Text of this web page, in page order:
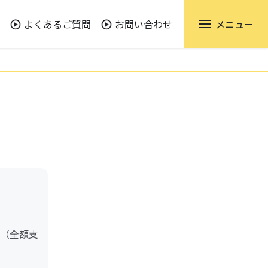
よくあるご質問 お問い合わせ メニュー
全額支